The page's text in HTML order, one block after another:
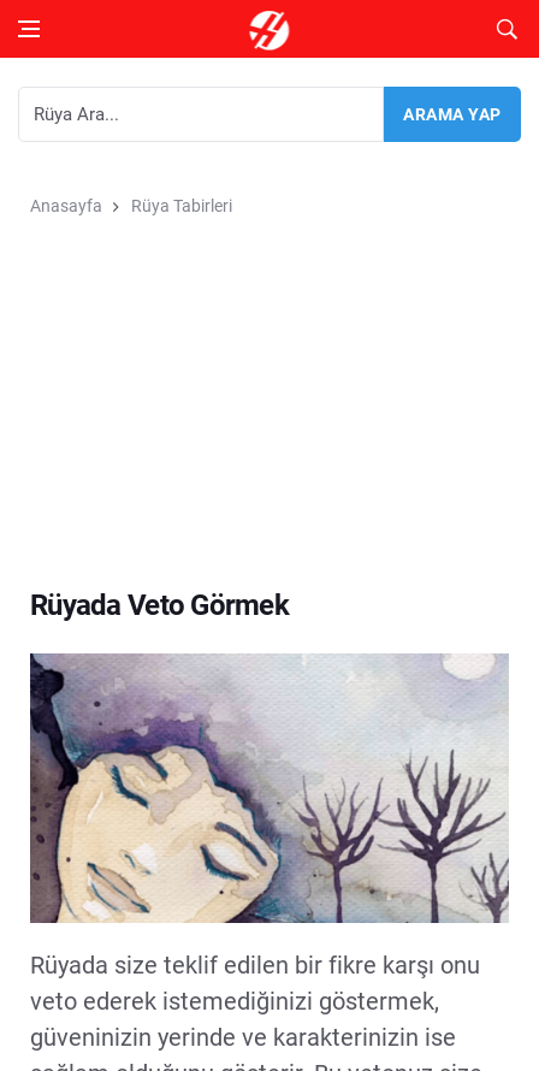
Anasayfa Rüya Tabirleri
Rüyada Veto Görmek
Rüyada size teklif edilen bir fikre karşı onu
veto ederek istemediğinizi göstermek,
güveninizin yerinde ve karakterinizin ise